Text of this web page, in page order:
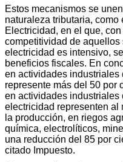
Estos mecanismos se
naturaleza tributaria,
Electricidad, en el que,
competitividad de aquellos
electricidad es intensivo,
beneficios fiscales. En
en actividades industriales
represente más del 50 por
en actividades industriales
electricidad representen al
la producción, en riegos
química, electrolíticos,
una reducción del 85 por
citado Impuesto.